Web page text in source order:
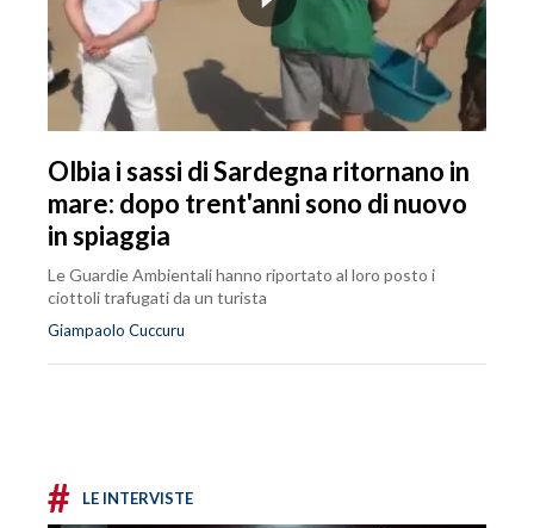
Olbia i sassi di Sardegna ritornano in
mare: dopo trent'anni sono di nuovo
in spiaggia
Le Guardie Ambientali hanno riportato al loro posto i
ciottoli trafugati da un turista
Giampaolo Cuccuru
# LE INTERVISTE